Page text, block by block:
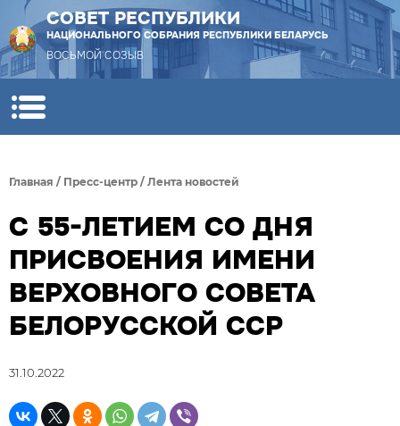
СОВЕТ РЕСПУБЛИКИ
НАЦИОНАЛЬНОГО СОБРАНИЯ РЕСПУБЛИКИ БЕЛАРУСЬ
ВОСЬМОЙ СОЗЫВ
Главная / Пресс-центр / Лента новостей
С 55-ЛЕТИЕМ СО ДНЯ
ПРИСВОЕНИЯ ИМЕНИ
ВЕРХОВНОГО СОВЕТА
БЕЛОРУССКОЙ ССР
31.10.2022